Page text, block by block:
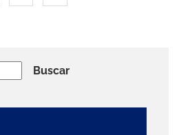
Buscar